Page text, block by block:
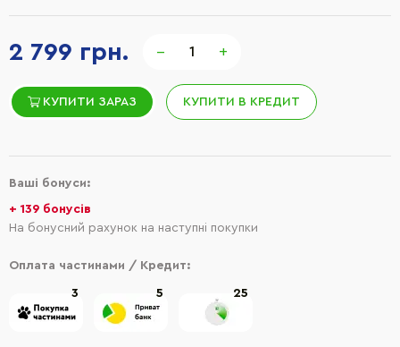
2 799 грн. − +
КУПИТИ ЗАРАЗ КУПИТИ В КРЕДИТ
Ваші бонуси:
+ 139 бонусів
На бонусний рахунок на наступні покупки
Оплата частинами / Кредит:
3 5 25